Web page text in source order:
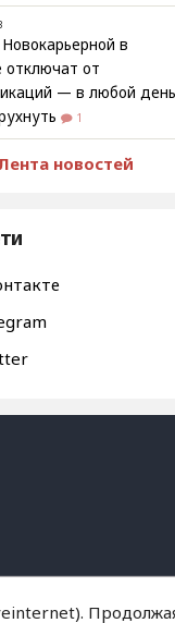
в
отключат от
— в любой день
1
новостей